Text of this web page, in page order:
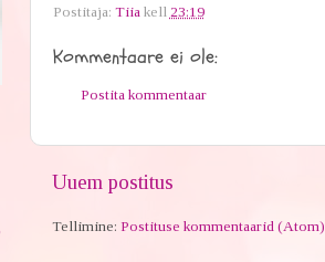
Postitaja: Tiia kell 23:19
Kommentaare ei ole:
Postita kommentaar
Uuem postitus
Tellimine: Postituse kommentaarid (Atom)